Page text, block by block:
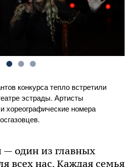
конкурса тепло встретили
эстрады. Артисты
хореографические номера
один из главных
всех нас. Каждая семья